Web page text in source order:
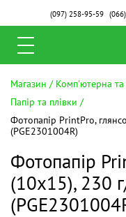
(097)258-95-59 (066)
Магазин Комп'ютерна та
Папір та плівки
Фотопапір PrintPro,
(PGE2301004R)
Фотопапір
(10x15), 230